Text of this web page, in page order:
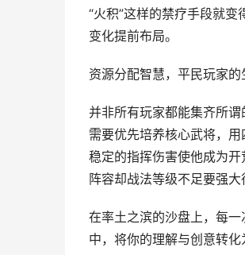
“火积”这样的禁疗手段就
变化提前布局。
资源分配智慧，平民玩家的
并非所有玩家都能集齐所
需要优先培养核心武将，
稳定的指挥伤害使他成为
阵容却战法等级不足要强
在率土之滨的沙盘上，每
中，将你的理解与创意转